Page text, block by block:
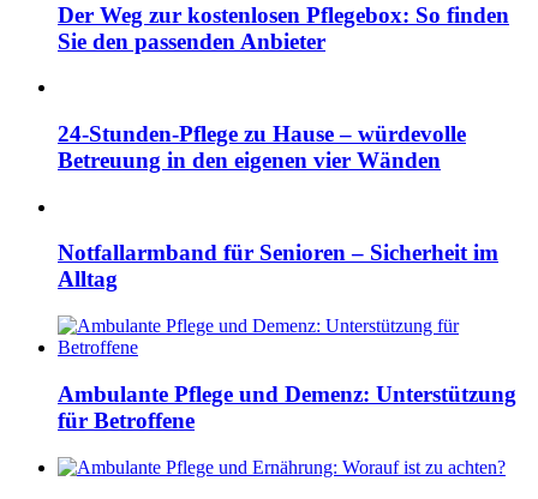
Der Weg zur kostenlosen Pflegebox: So finden
Sie den passenden Anbieter
24-Stunden-Pflege zu Hause – würdevolle
Betreuung in den eigenen vier Wänden
Notfallarmband für Senioren – Sicherheit im
Alltag
Ambulante Pflege und Demenz: Unterstützung
für Betroffene